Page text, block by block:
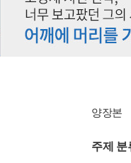
양장본
주제 분